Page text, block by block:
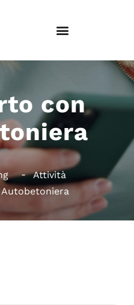
con
Attività